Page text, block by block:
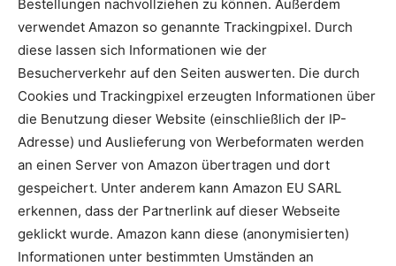
Bestellungen nachvollziehen zu können. Außerdem
verwendet Amazon so genannte Trackingpixel. Durch
diese lassen sich Informationen wie der
Besucherverkehr auf den Seiten auswerten. Die durch
Cookies und Trackingpixel erzeugten Informationen über
die Benutzung dieser Website (einschließlich der IP-
Adresse) und Auslieferung von Werbeformaten werden
an einen Server von Amazon übertragen und dort
gespeichert. Unter anderem kann Amazon EU SARL
erkennen, dass der Partnerlink auf dieser Webseite
geklickt wurde. Amazon kann diese (anonymisierten)
Informationen unter bestimmten Umständen an